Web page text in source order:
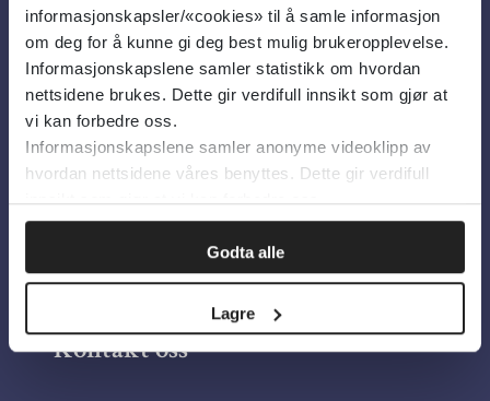
informasjonskapsler/«cookies» til å samle informasjon
om deg for å kunne gi deg best mulig brukeropplevelse.
Informasjonskapslene samler statistikk om hvordan
nettsidene brukes. Dette gir verdifull innsikt som gjør at
vi kan forbedre oss.
Informasjonskapslene samler anonyme videoklipp av
hvordan nettsidene våres benyttes. Dette gir verdifull
innsikt som gjør at vi kan forbedre oss.
Godta alle
Lagre
Om oss
Om Helsebiblioteket
Personvern og informasjonskapsler
Tilgjengelighetserklæring
Information in English
Bilder fra Colourbox.com
Kontakt oss